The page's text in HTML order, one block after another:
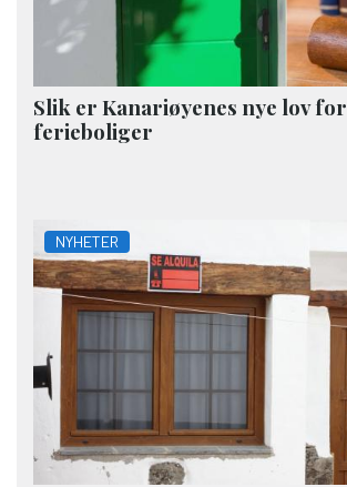
Slik er Kanariøyenes nye lov for
ferieboliger
NYHETER